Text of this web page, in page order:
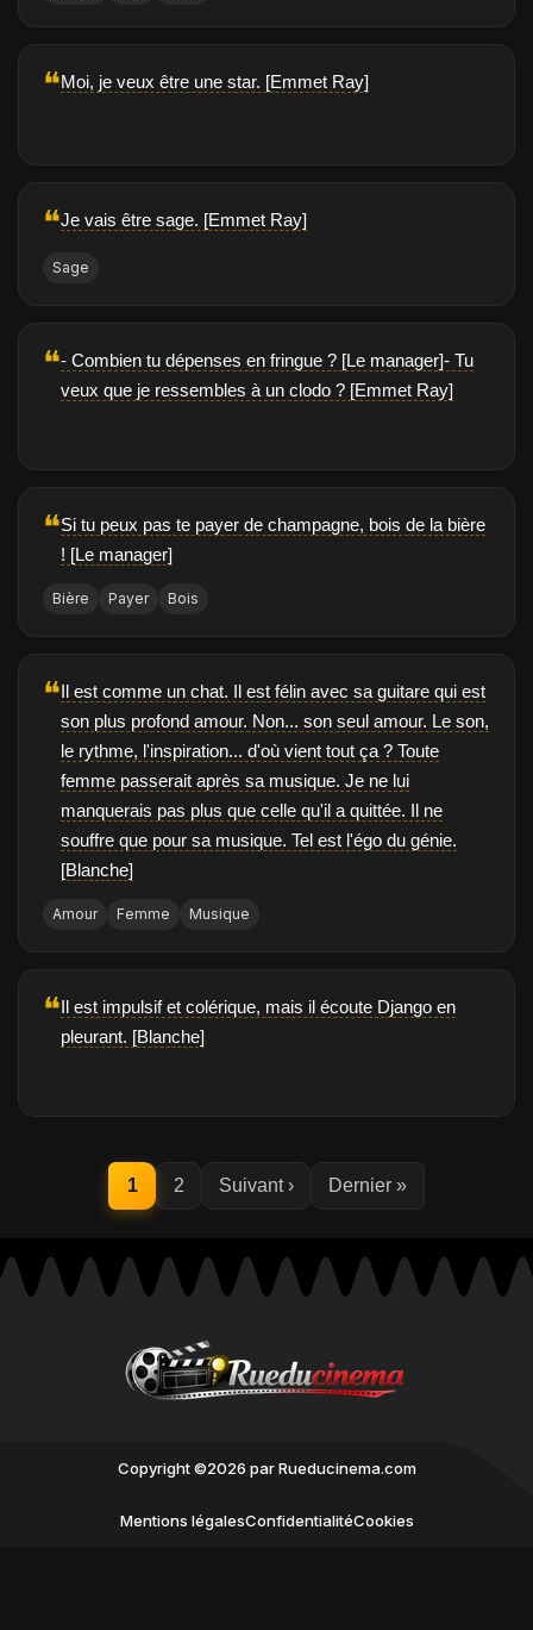
❝Moi, je veux être une star. [Emmet Ray]
❝Je vais être sage. [Emmet Ray]
Sage
❝- Combien tu dépenses en fringue ? [Le manager]- Tu
veux que je ressembles à un clodo ? [Emmet Ray]
❝Si tu peux pas te payer de champagne, bois de la bière
! [Le manager]
Bière Payer Bois
❝Il est comme un chat. Il est félin avec sa guitare qui est
son plus profond amour. Non... son seul amour. Le son,
le rythme, l'inspiration... d'où vient tout ça ? Toute
femme passerait après sa musique. Je ne lui
manquerais pas plus que celle qu'il a quittée. Il ne
souffre que pour sa musique. Tel est l'égo du génie.
[Blanche]
Amour Femme Musique
❝Il est impulsif et colérique, mais il écoute Django en
pleurant. [Blanche]
1 2 Suivant › Dernier »
Copyright ©2026 par Rueducinema.com
Mentions légalesConfidentialitéCookies